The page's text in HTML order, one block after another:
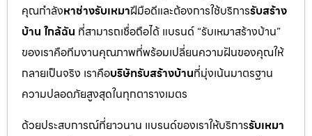
คุณกำลังหาช่างรับเหมาฝีมือดีและต้องการใช้บริการรับสร้าง
บ้าน ใกล้ฉัน ที่สามารถเชื่อถือได้ แบรนด์ “รับเหมาสร้างบ้าน”
ของเราคือทีมงานคุณภาพที่พร้อมเปลี่ยนความฝันของคุณให้
กลายเป็นจริง เราคือบริษัทรับสร้างบ้านที่มุ่งเน้นมาตรฐาน
ความปลอดภัยสูงสุดในทุกตารางเมตร
ด้วยประสบการณ์ที่ยาวนาน แบรนด์ของเราให้บริการรับเหมา